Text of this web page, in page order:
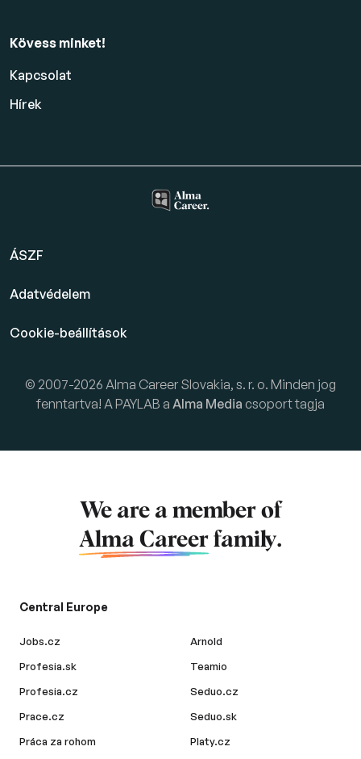
Kövess minket!
Kapcsolat
Hírek
ÁSZF
Adatvédelem
Cookie-beállítások
© 2007-2026 Alma Career Slovakia, s. r. o. Minden jog
fenntartva! A PAYLAB a Alma Media csoport tagja
We are a member of
Alma Career family.
Central Europe
Jobs.cz
Profesia.sk
Profesia.cz
Prace.cz
Práca za rohom
Arnold
Teamio
Seduo.cz
Seduo.sk
Platy.cz